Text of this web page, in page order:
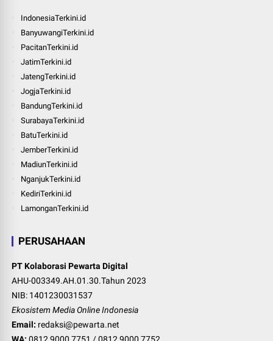
IndonesiaTerkini.id
BanyuwangiTerkini.id
PacitanTerkini.id
JatimTerkini.id
JatengTerkini.id
JogjaTerkini.id
BandungTerkini.id
SurabayaTerkini.id
BatuTerkini.id
JemberTerkini.id
MadiunTerkini.id
NganjukTerkini.id
KediriTerkini.id
LamonganTerkini.id
PERUSAHAAN
PT Kolaborasi Pewarta Digital
AHU-003349.AH.01.30.Tahun 2023
NIB: 1401230031537
Ekosistem Media Online Indonesia
Email: redaksi@pewarta.net
WA: 0812 9000 7751 /0812 9000 7752